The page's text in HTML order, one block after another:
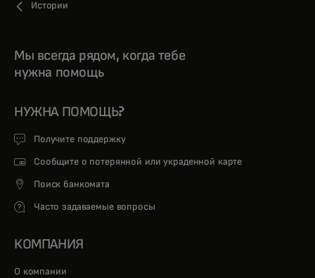
Истории
Мы всегда рядом, когда тебе
нужна помощь
НУЖНА ПОМОЩЬ?
Получите поддержку
Сообщите о потерянной или украденной карте
Поиск банкомата
Часто задаваемые вопросы
КОМПАНИЯ
О компании